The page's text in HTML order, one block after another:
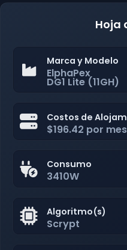
Hoja
Marca y Modelo
ElphaPex
DG1 Lite (11GH)
Costos de
$196.42 por mes
Consumo
3410W
Algoritmo(s)
Scrypt